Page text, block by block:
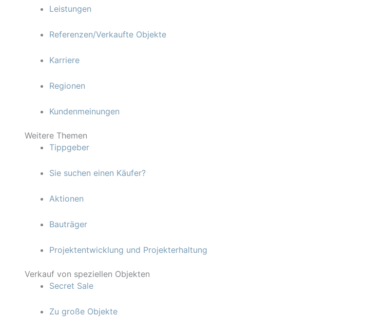
Leistungen
Referenzen/Verkaufte Objekte
Karriere
Regionen
Kundenmeinungen
Weitere Themen
Tippgeber
Sie suchen einen Käufer?
Aktionen
Bauträger
Projektentwicklung und Projekterhaltung
Verkauf von speziellen Objekten
Secret Sale
Zu große Objekte